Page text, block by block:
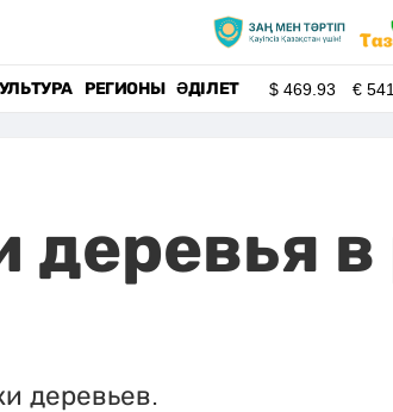
РЕГИОНЫ ӘДІЛЕТ $469.93 €
деревья
деревьев.